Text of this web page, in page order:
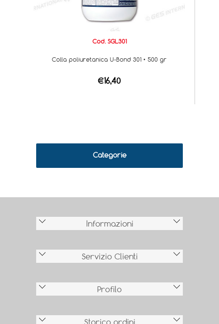
Cod. SGL301
Colla poliuretanica U-Bond 301 • 500 gr
€16,40
Categorie
Informazioni
Servizio Clienti
Profilo
Storico ordini